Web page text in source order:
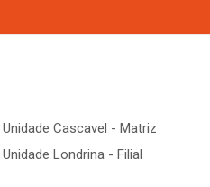
Cascavel - Matriz
Londrina - Filial